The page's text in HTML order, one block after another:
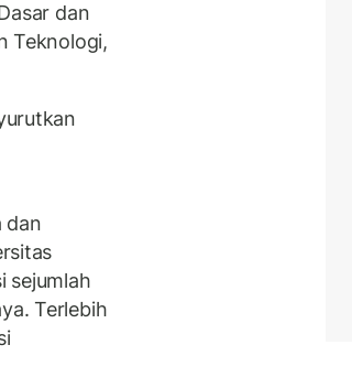
dan
Teknologi,
dan
sejumlah
Terlebih